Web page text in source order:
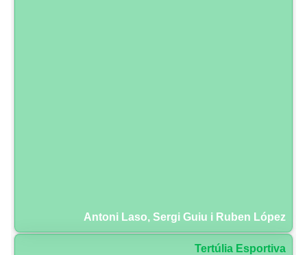
Antoni Laso, Sergi Guiu i Ruben López
Tertúlia Esportiva